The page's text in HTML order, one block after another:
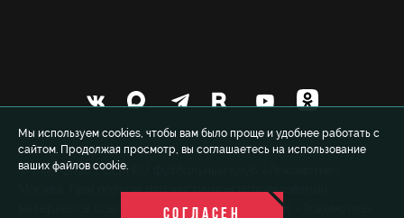
Мы используем cookies, чтобы вам было проще и удобнее работать с
сайтом. Продолжая просмотр, вы соглашаетесь на использование
ваших файлов cookie.
© 1999-2026 FCLM.RU Футбольный клуб «Локомотив»
Москва. При полном или частичном использовании
материалов ссылка на официальный сайт ФК «Локомотив»